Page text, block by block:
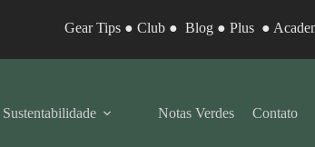
Gear Tips● Club● Blog● Plus●
Sustentabilidade Notas Verdes Contato